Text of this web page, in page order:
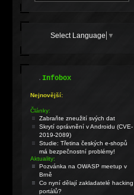
Select Language ▼
.Infobox
Nejnovější:
Články:
Zabraňte zneužití svých dat
Skrytí oprávnění v Androidu (CVE-
2019-2089)
Studie: Třetina českých e-shopů
má bezpečnostní problémy!
Aktuality:
Pozvánka na OWASP meetup v
Brně
Co nyní dělají zakladatelé hacking
portálů?